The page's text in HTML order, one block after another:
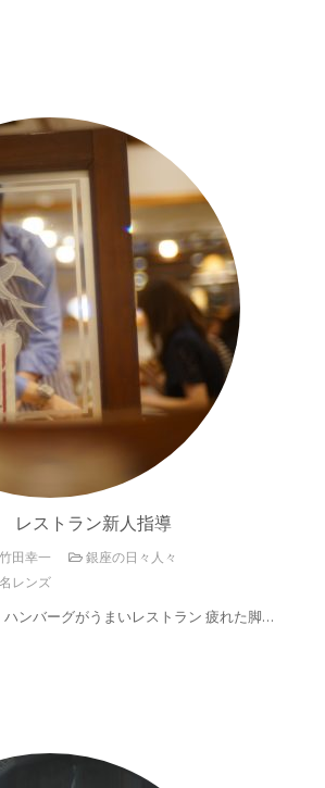
ストラン新人指導
竹田幸一
銀座の日々人々
レンズ
ンバーグがうまいレストラン 疲れた脚…